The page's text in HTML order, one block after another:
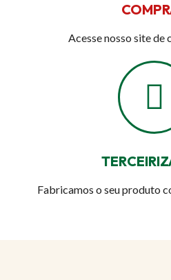
Acesse nosso site de
Fabricamos o seu produto